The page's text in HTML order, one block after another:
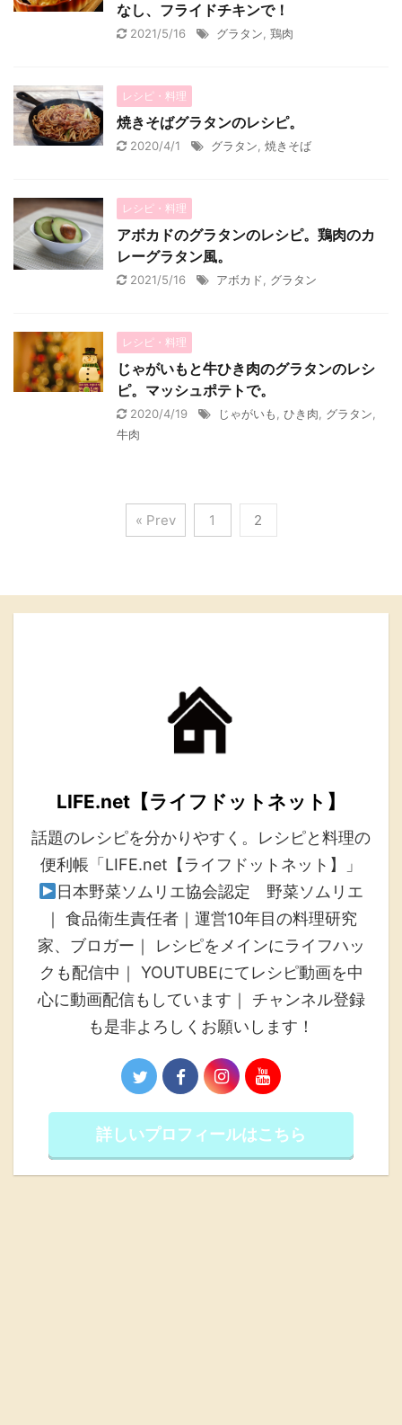
なし、フライドチキンで！
2021/5/16 グラタン 鶏肉
レシピ・料理
焼きそばグラタンのレシピ。
2020/4/1 グラタン 焼きそば
レシピ・料理
アボカドのグラタンのレシピ。鶏肉のカ
レーグラタン風。
2021/5/16 アボカド グラタン
レシピ・料理
じゃがいもと牛ひき肉のグラタンのレシ
ピ。マッシュポテトで。
2020/4/19 じゃがいも ひき肉 グラタン
牛肉
« Prev 1 2
LIFE.net【ライフドットネット】
話題のレシピを分かりやすく。レシピと料理の
便利帳「LIFE.net【ライフドットネット】」
日本野菜ソムリエ協会認定 野菜ソムリエ
｜ 食品衛生責任者｜運営10年目の料理研究
家、ブロガー｜ レシピをメインにライフハッ
クも配信中｜ YOUTUBEにてレシピ動画を中
心に動画配信もしています｜ チャンネル登録
も是非よろしくお願いします！
詳しいプロフィールはこちら